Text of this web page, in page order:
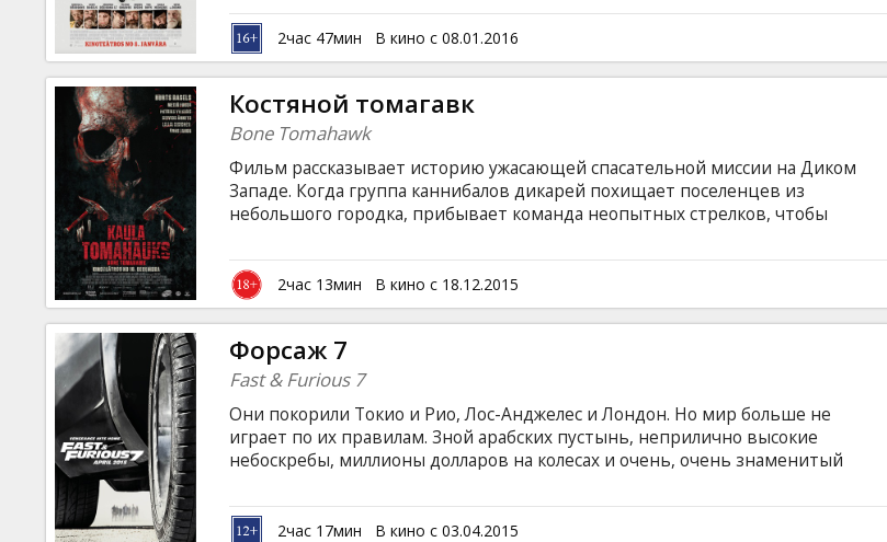
лавке на отшибе, где уже расположилось весьма пестрое общество: генерал
конфедератов, мексиканец, ковбой… И один из них – не тот, за кого себя
выдает... Фильм на английском языке с субтитрами на латышском и русском
языках.
2час 47мин В кино с 08.01.2016
Костяной томагавк
Bone Tomahawk
Фильм рассказывает историю ужасающей спасательной миссии на Диком
Западе. Когда группа каннибалов дикарей похищает поселенцев из
небольшого городка, прибывает команда неопытных стрелков, чтобы
либо мог себе представить, поставив свою миссию и жизнь под угрозу.
"Костяной томагавк" — это история о настоящих мужчинах, бросивших
вызов опасности и оказавшихся на грани между бесславной жизнью и и
героической смертью. Фильм на английском языке с субтитрами на
латышском и русском языках.
2час 13мин В кино с 18.12.2015
Форсаж 7
Fast & Furious 7
Они покорили Токио и Рио, Лос-Анджелес и Лондон. Но мир больше не
играет по их правилам. Зной арабских пустынь, неприлично высокие
небоскребы, миллионы долларов на колесах и очень, очень знаменитый
на латышском и русском языках.
2час 17мин В кино с 03.04.2015